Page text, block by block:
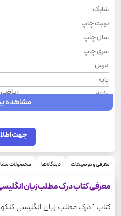
شابک
نوبت چاپ
سال چاپ
سری چاپ
درس
پایه
رشته
مشاهده
جهت
معرفی و توضیحات دیدگاه‌ها محصولات
معرفی کتاب درک مطلب زبان
کتاب "درک مطلب زبان انگلیسی